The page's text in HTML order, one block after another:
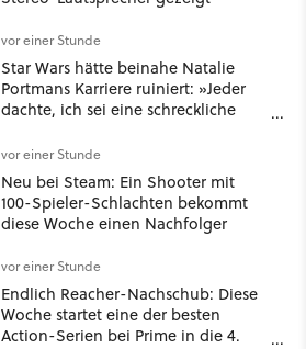
vor einer Stunde
Star Wars hätte beinahe Natalie
Portmans Karriere ruiniert: »Jeder
dachte, ich sei eine schreckliche
vor einer Stunde
Neu bei Steam: Ein Shooter mit
100-Spieler-Schlachten bekommt
diese Woche einen Nachfolger
vor einer Stunde
Endlich Reacher-Nachschub: Diese
Woche startet eine der besten
Action-Serien bei Prime in die 4.